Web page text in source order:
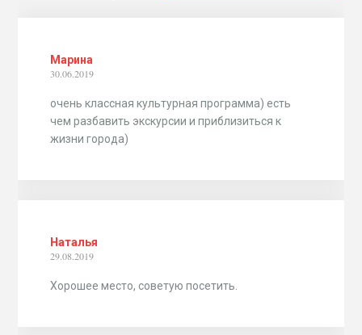
Марина
30.06.2019
очень классная культурная программа) есть
чем разбавить экскурсии и приблизиться к
жизни города)
Наталья
29.08.2019
Хорошее место, советую посетить.